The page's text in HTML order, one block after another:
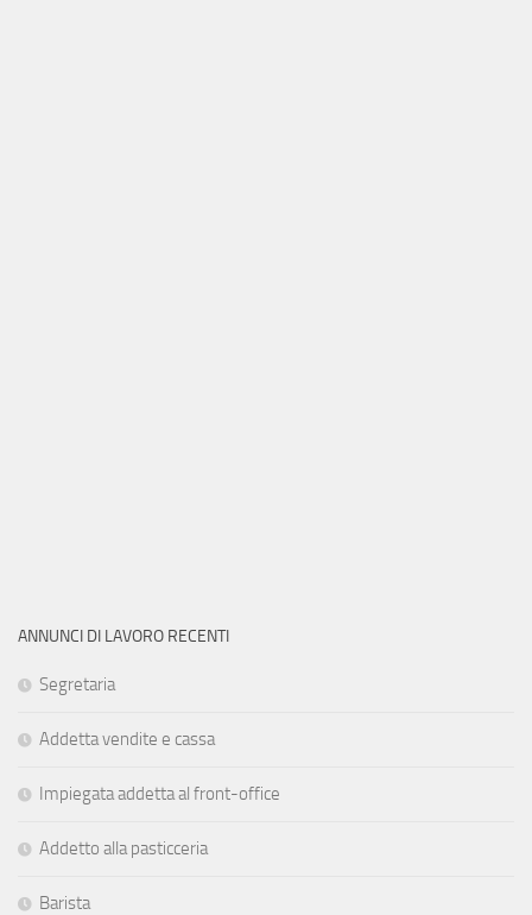
ANNUNCI DI LAVORO RECENTI
Segretaria
Addetta vendite e cassa
Impiegata addetta al front-office
Addetto alla pasticceria
Barista